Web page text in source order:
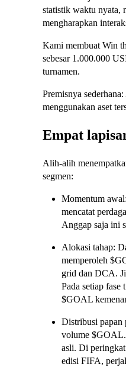
statistik waktu nyata,
mengharapkan
Kami membuat Win
sebesar 1.000.000
turnamen.
Premisnya
menggunakan aset
Empat
Alih-alih
segmen:
Momentum
mencatat
Anggap saja ini
Alokasi tahap:
memperoleh
grid dan DCA.
Pada setiap
$GOAL
Distribusi papan
volume $GOAL.
asli. Di
edisi FIFA,